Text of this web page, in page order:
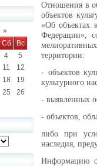
»
Сб
Вс
4
5
11
12
18
19
25
26
Отношения в
объектов
«Об объектах
Федерации»,
территории:
- объектов
культурного
- выявленных
- объектов,
либо при
наследия,
Информацию о